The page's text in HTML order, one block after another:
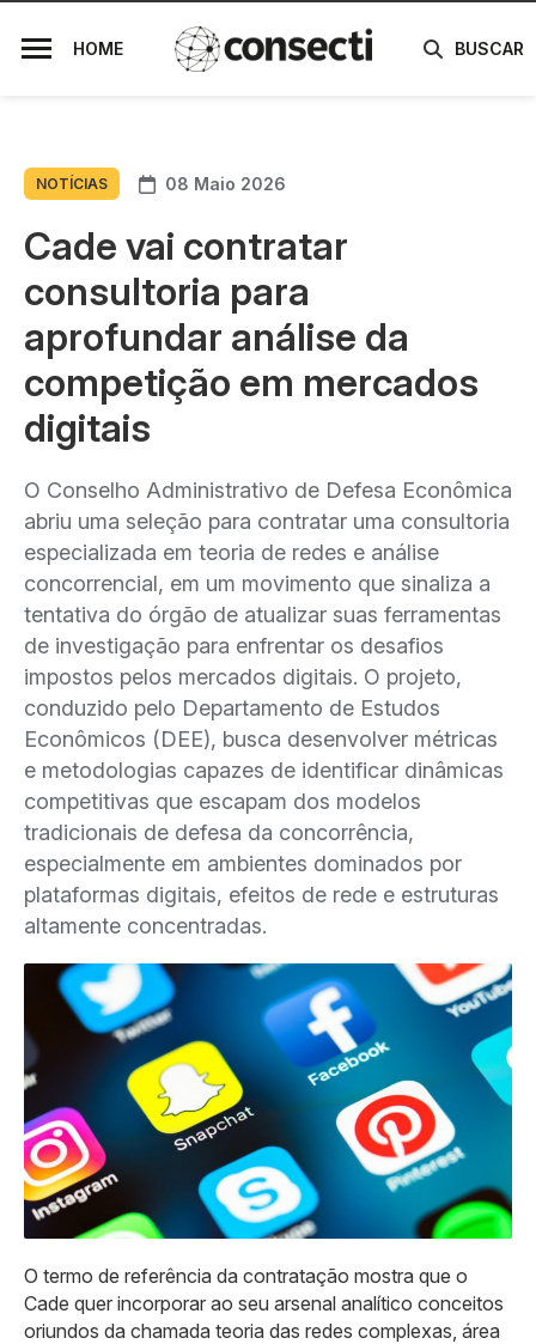
HOME BUSCAR
NOTÍCIAS 08 Maio 2026
Cade vai contratar
consultoria para
aprofundar análise da
competição em mercados
digitais
O Conselho Administrativo de Defesa Econômica
abriu uma seleção para contratar uma consultoria
especializada em teoria de redes e análise
concorrencial, em um movimento que sinaliza a
tentativa do órgão de atualizar suas ferramentas
de investigação para enfrentar os desafios
impostos pelos mercados digitais. O projeto,
conduzido pelo Departamento de Estudos
Econômicos (DEE), busca desenvolver métricas
e metodologias capazes de identificar dinâmicas
competitivas que escapam dos modelos
tradicionais de defesa da concorrência,
especialmente em ambientes dominados por
plataformas digitais, efeitos de rede e estruturas
altamente concentradas.
O termo de referência da contratação mostra que o
Cade quer incorporar ao seu arsenal analítico conceitos
oriundos da chamada teoria das redes complexas, área